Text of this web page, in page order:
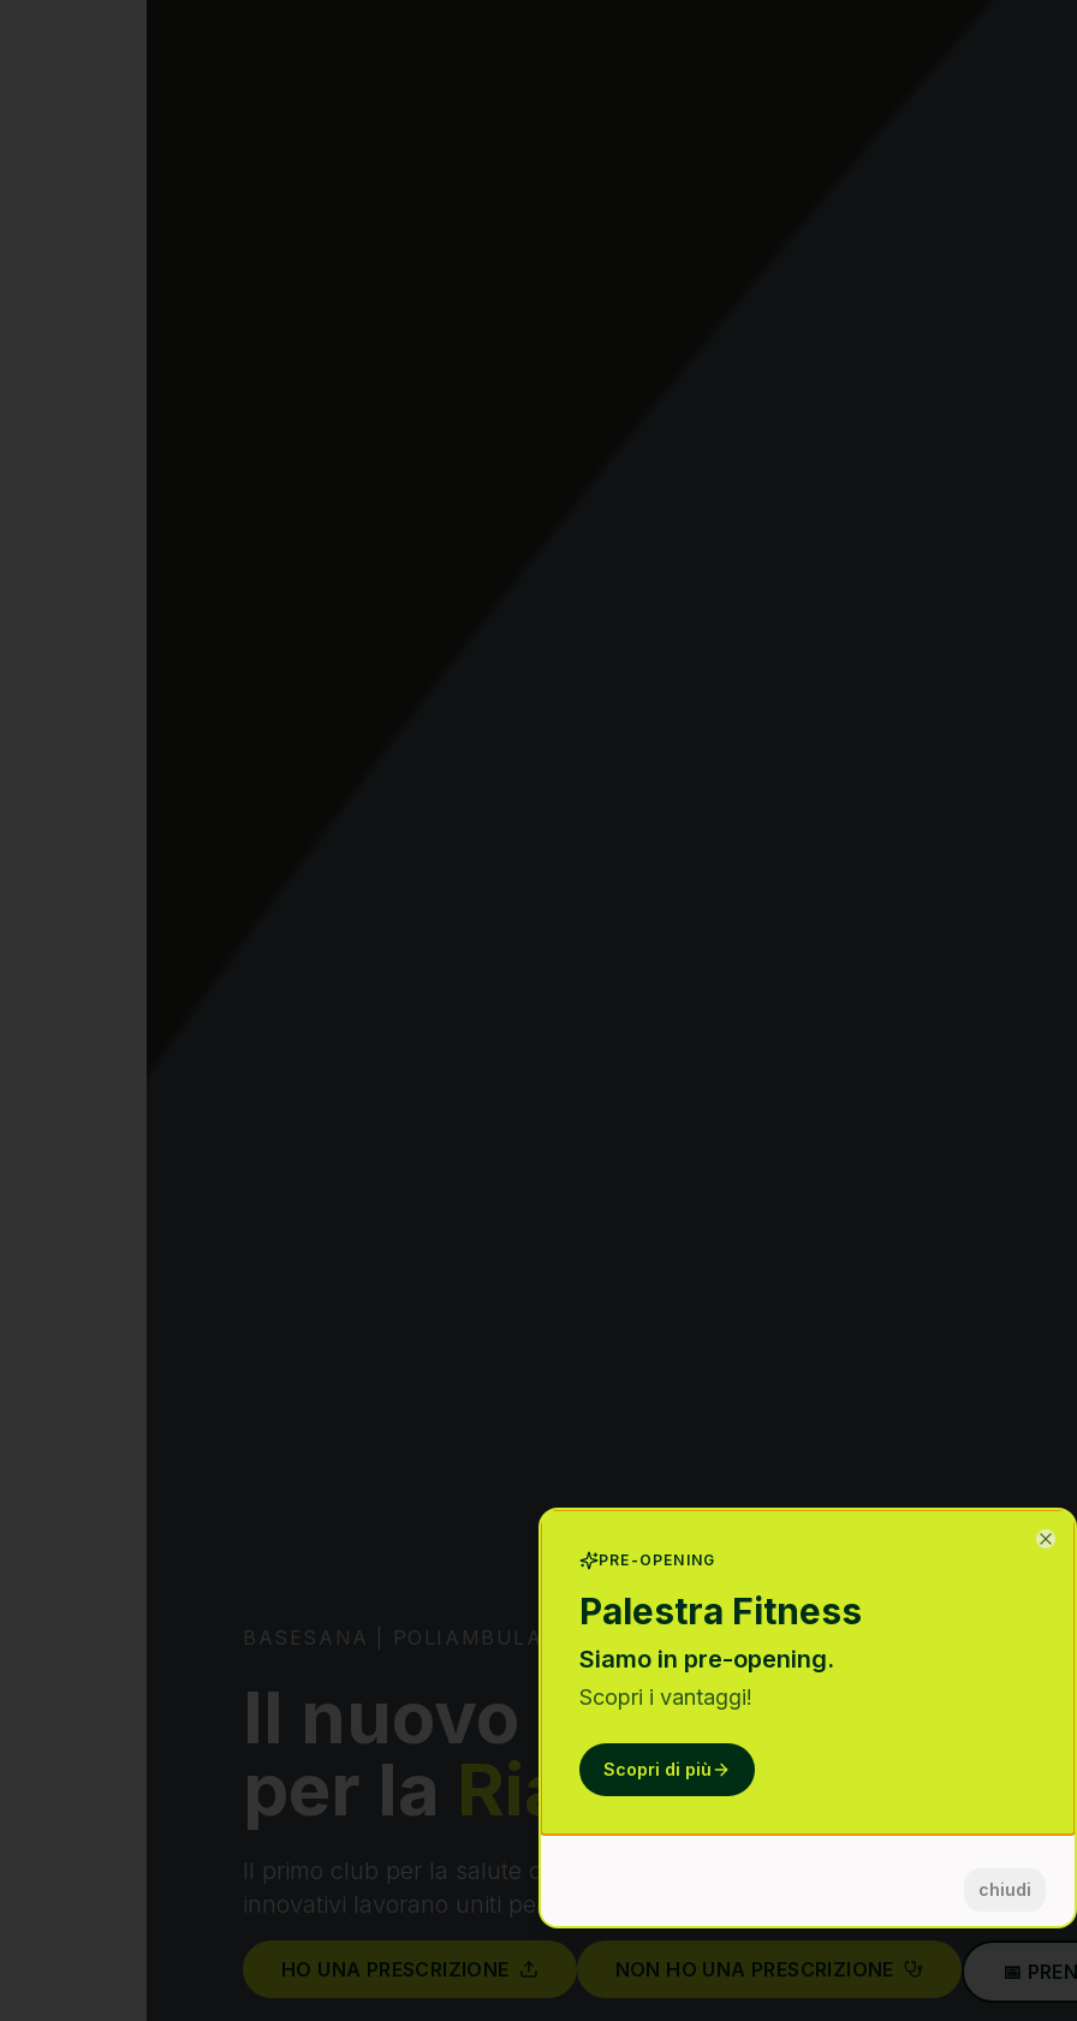
BASESANA | POLIAMBULATORIO A MILANO
Il nuovo punto di
per la Riabilitazione a
Il primo club per la salute dove specialisti, tecnologia avanzata e spazi
innovativi lavorano uniti per la tua guarigione.
HO UNA PRESCRIZIONE NON HO UNA PRESCRIZIONE 📅
PRE-OPENING
Palestra Fitness
Siamo in pre-opening.
Scopri i vantaggi!
Scopri di più
chiudi